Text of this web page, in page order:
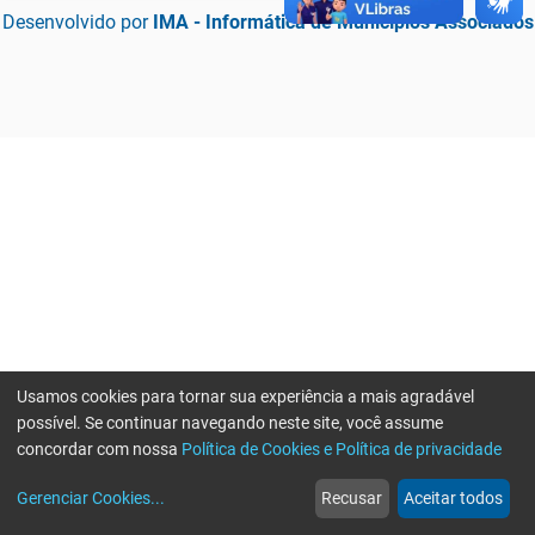
Desenvolvido por IMA - Informática de Municípios Associados
web
Notícias
more_horiz
Mais
Usamos cookies para tornar sua experiência a mais agradável
possível. Se continuar navegando neste site, você assume
concordar com nossa Política de Cookies e Política de privacidade
Gerenciar Cookies... Recusar Aceitar todos
Erro ao enviar informações, por favor tente novamente